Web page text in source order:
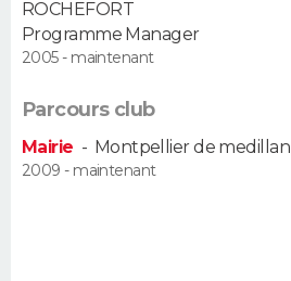
ROCHEFORT
Programme Manager
2005 - maintenant
Parcours club
Mairie - Montpellier de medillan
2009 - maintenant